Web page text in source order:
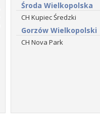
Środa Wielkopolska
CH Kupiec Średzki
Gorzów Wielkopolski
CH Nova Park